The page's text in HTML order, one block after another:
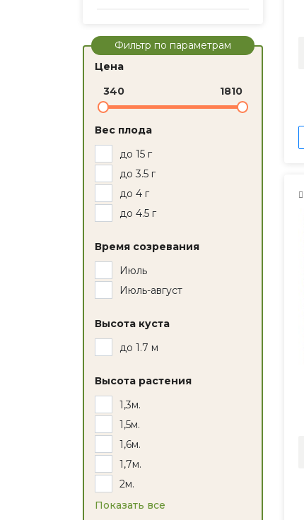
Фильтр по параметрам
Цена
340
1810
Вес плода
до 15 г
до 3.5 г
до 4 г
до 4.5 г
Время созревания
Июль
Июль-август
Высота куста
до 1.7 м
Высота растения
1,3м.
1,5м.
1,6м.
1,7м.
2м.
Показать все